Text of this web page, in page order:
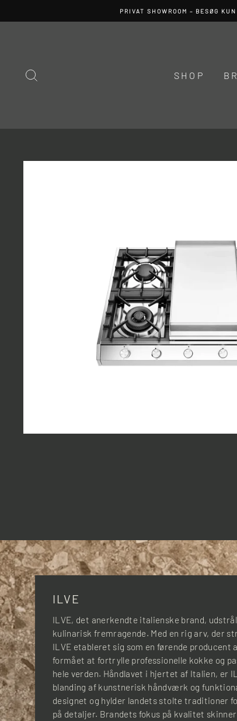
PRIVAT SHOWROOM – BESØG
SHOP
ILVE
ILVE, det anerkendte italienske brand,
kulinarisk fremragende. Med en rig arv, der
ILVE etableret sig som en førende producent
formået at fortrylle professionelle kokke og
hele verden. Håndlavet i hjertet af Italien, er
blanding af kunstnerisk håndværk og
designet og hylder landets stolte traditioner
på detaljer. Brandets fokus på kvalitet